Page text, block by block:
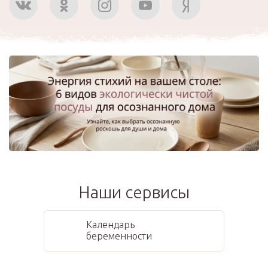
Наши сервисы
Календарь
беременности